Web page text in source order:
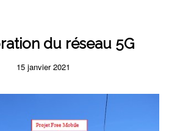
du réseau 5G
15 janvier 2021